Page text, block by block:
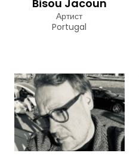
Bisou Jacoun
Артист
Portugal